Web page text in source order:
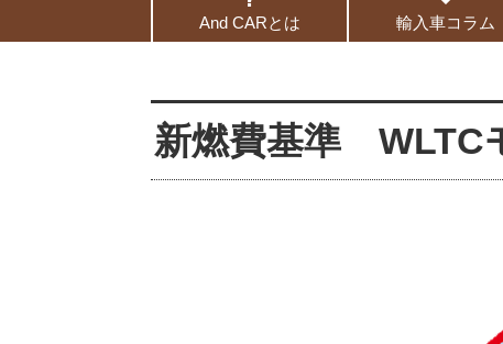
And CARとは 輸入車コラム
新燃費基準 WLTC